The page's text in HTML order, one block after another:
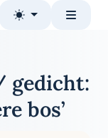
gedicht:
bos’